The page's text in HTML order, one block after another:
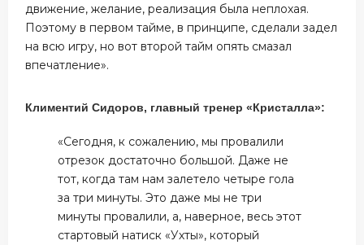
движение, желание, реализация была неплохая.
Поэтому в первом тайме, в принципе, сделали задел
на всю игру, но вот второй тайм опять смазал
впечатление».
Климентий Сидоров, главный тренер «Кристалла»:
«Сегодня, к сожалению, мы провалили
отрезок достаточно большой. Даже не
тот, когда там нам залетело четыре гола
за три минуты. Это даже мы не три
минуты провалили, а, наверное, весь этот
стартовый натиск «Ухты», который